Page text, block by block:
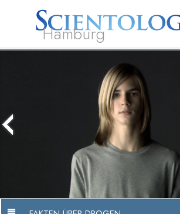
Hamburg
Scientology?